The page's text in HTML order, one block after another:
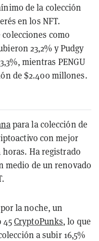
de la colección
en los NFT.
como
23,2% y Pudgy
mientras PENGU
de $2.400 millones.
para la colección de
con mejor
horas. Ha registrado
medio de un renovado
la noche,un
45CryptoPunks, lo que
a subir 16,5%